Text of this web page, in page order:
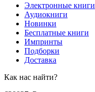
Электронные книги
Аудиокниги
Новинки
Бесплатные книги
Импринты
Подборки
Доставка
Как нас найти?